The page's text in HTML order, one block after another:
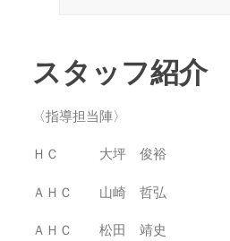
スタッフ紹介
〈指導担当陣〉
ＨＣ 大坪 俊裕
ＡＨＣ 山崎 哲弘
ＡＨＣ 松田 靖史